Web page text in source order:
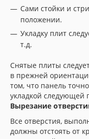
Сами стойки и
положении.
Укладку плит
т.д.
Снятые плиты
в прежней
том, что панель
укладкой следующей
Вырезание
Все отверстия,
должны отстоять от